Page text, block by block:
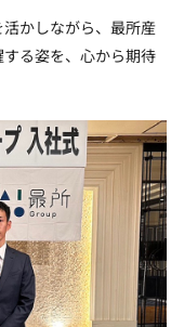
かしながら、最所産
る姿を、心から期待